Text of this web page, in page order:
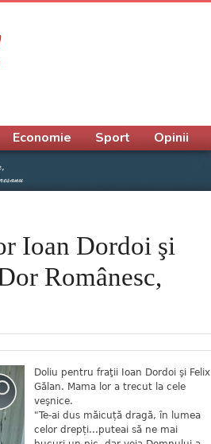
Ioan Dordoi şi
Românesc,
Doliu pentru fraţii Ioan Dordoi şi Felix
Gălan. Mama lor a trecut la cele
veşnice.
"Te-ai dus măicuță dragă, în lumea
celor drepți...puteai să ne mai
Economie Sport Opinii